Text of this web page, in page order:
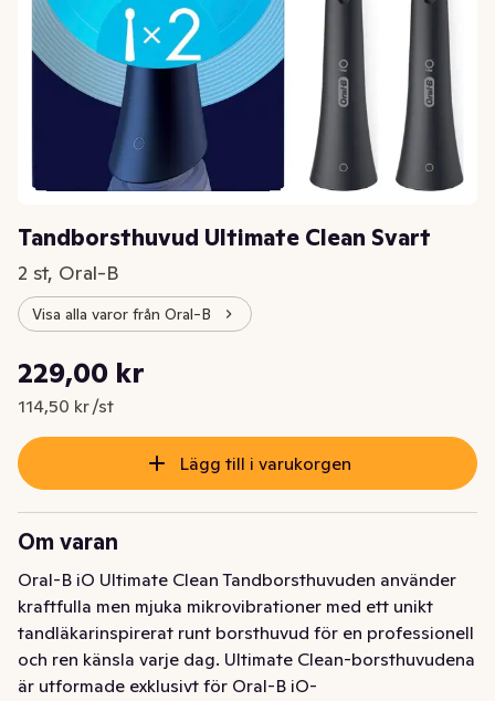
Tandborsthuvud Ultimate Clean Svart
2 st, Oral-B
Visa alla varor från Oral-B
Nuvarande pris är: 229,00 kr
229,00 kr
114,50 kr /st
Styckpris: 114,50 kr /st
Lägg till i varukorgen
Om varan
Oral-B iO Ultimate Clean Tandborsthuvuden använder
kraftfulla men mjuka mikrovibrationer med ett unikt
tandläkarinspirerat runt borsthuvud för en professionell
och ren känsla varje dag. Ultimate Clean-borsthuvudena
är utformade exklusivt för Oral-B iO-